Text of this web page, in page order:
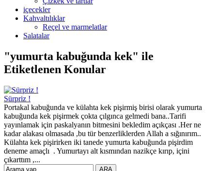
içecekler
Kahvaltılıklar
Reçel ve marmelatlar
Salatalar
"yumurta kabuğunda kek" ile
Etiketlenen Konular
Sürpriz !
Portakal kabuğunda ve külahta kek pişirmiş birisi olarak yumurta
kabuğunda kek pişirmek çokta çılgınca gelmedi bana..Tarifi
yayınlamak için paskalyanın bitmesini bekledim açıkçası .Her ne
kadar alakası olmasada ,bu tür benzerliklerden Allah a sığınırım..
Külahta kek pişirirken iki tanede yumurta kabuğunda pişirdim
deneme amaçlı . Yumurtayı alt kısmından nazikçe kırıp, içini
çıkarttım ,...